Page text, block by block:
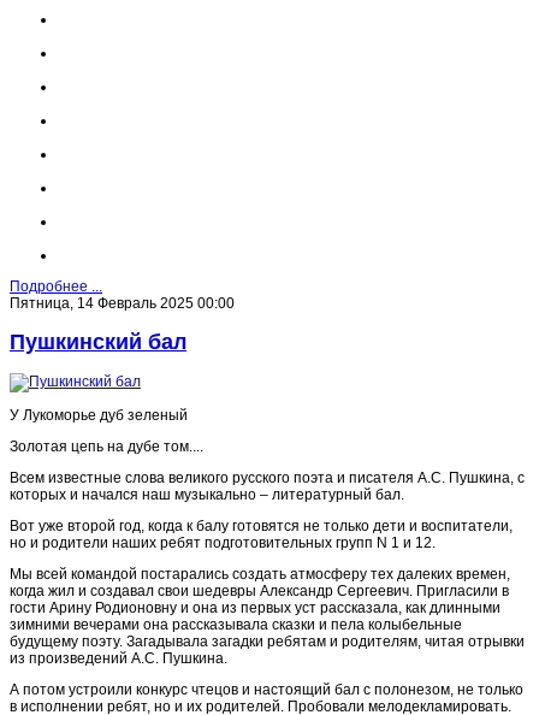
Подробнее ...
Пятница, 14 Февраль 2025 00:00
Пушкинский бал
У Лукоморье дуб зеленый
Золотая цепь на дубе том....
Всем известные слова великого русского поэта и писателя А.С. Пушкина, с
которых и начался наш музыкально – литературный бал.
Вот уже второй год, когда к балу готовятся не только дети и воспитатели,
но и родители наших ребят подготовительных групп N 1 и 12.
Мы всей командой постарались создать атмосферу тех далеких времен,
когда жил и создавал свои шедевры Александр Сергеевич. Пригласили в
гости Арину Родионовну и она из первых уст рассказала, как длинными
зимними вечерами она рассказывала сказки и пела колыбельные
будущему поэту. Загадывала загадки ребятам и родителям, читая отрывки
из произведений А.С. Пушкина.
А потом устроили конкурс чтецов и настоящий бал с полонезом, не только
в исполнении ребят, но и их родителей. Пробовали мелодекламировать.